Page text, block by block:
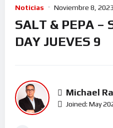
Noticias Noviembre 8, 2023
SALT & PEPA –
DAY JUEVES 9
Michael
Joined: May